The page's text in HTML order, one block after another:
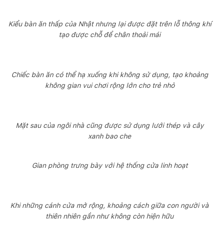
Kiểu bàn ăn thấp của Nhật nhưng lại được đặt trên lỗ thông khí
tạo được chỗ để chân thoải mái
Chiếc bàn ăn có thể hạ xuống khi không sử dụng, tạo khoảng
không gian vui chơi rộng lớn cho trẻ nhỏ
Mặt sau của ngôi nhà cũng được sử dụng lưới thép và cây
xanh bao che
Gian phòng trưng bày với hệ thống cửa linh hoạt
Khi những cánh cửa mở rộng, khoảng cách giữa con người và
thiên nhiên gần như không còn hiện hữu